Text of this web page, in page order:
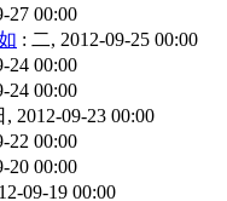
27 00:00
: 二, 2012-09-25 00:00
24 00:00
24 00:00
, 2012-09-23 00:00
22 00:00
20 00:00
09-19 00:00